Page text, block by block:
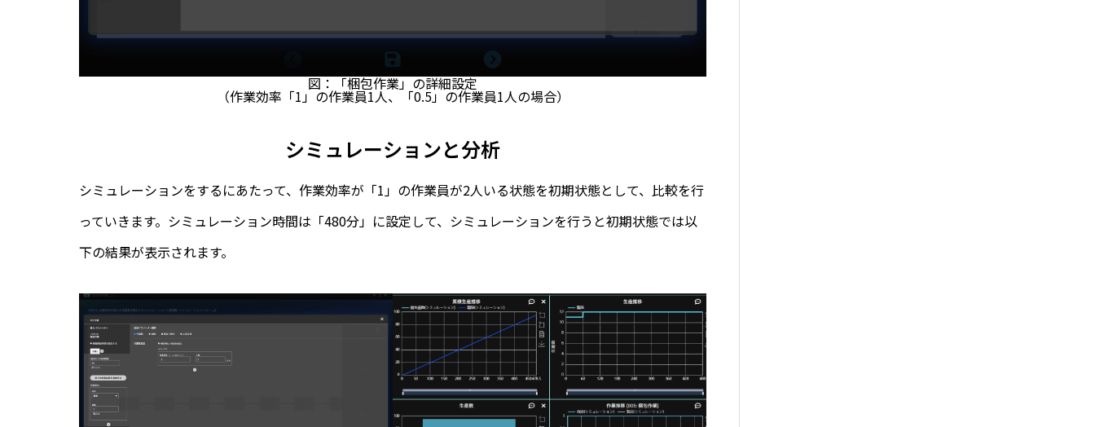
図：「梱包作業」の詳細設定
（作業効率「1」の作業員1人、「0.5」の作業員1人の場合）
シミュレーションと分析
シミュレーションをするにあたって、作業効率が「1」の作業員が2人いる状態を初期状態として、比較を行
っていきます。シミュレーション時間は「480分」に設定して、シミュレーションを行うと初期状態では以
下の結果が表示されます。